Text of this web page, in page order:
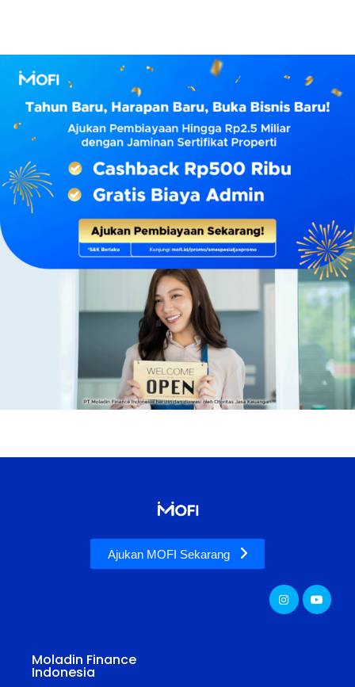
Ajukan MOFI Sekarang
Moladin Finance
Indonesia